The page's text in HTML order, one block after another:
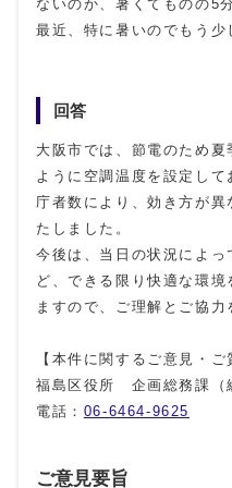
ないのか、暑くてものの5
最近、特に暑いのでもう少
回答
大阪市では、節電のため
ように空調温度を設定し
庁者数により、効き方が
たしました。
今後は、当日の状況によ
ど、できる限り快適な環
ますので、ご理解とご協力
【本件に関するご意見・ご
福島区役所 企画総務課（
電話： 06-6464-9625
ご意見要旨